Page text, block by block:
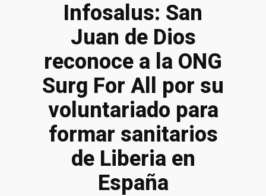
Infosalus: San
Juan de Dios
reconoce a la ONG
Surg For All por su
voluntariado para
formar sanitarios
de Liberia en
España